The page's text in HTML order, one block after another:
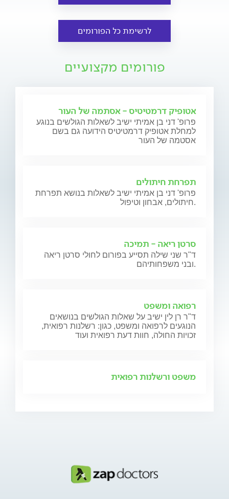
לרשימת כל הפורומים
פורומים מקצועיים
אטופיק דרמטיטיס - אסתמה של העור
פרופ' דני בן אמיתי ישיב לשאלות הגולשים בנוגע
למחלת אטופיק דרמטיטיס הידועה גם בשם
אסטמה של העור
תפרחת חיתולים
פרופ' דני בן אמיתי ישיב לשאלות בנושא תפרחת
חיתולים, אבחון וטיפול.
סרטן ריאה - תמיכה
ד"ר שני שילה תסייע בפורום לחולי סרטן ריאה
ובני משפחותיהם.
רפואה ומשפט
ד"ר רן לין ישיב על שאלות הגולשים בנושאים
הנוגעים לרפואה ומשפט, כגון: רשלנות רפואית,
זכויות החולה, חוות דעת רפואית ועוד
משפט ורשלנות רפואית